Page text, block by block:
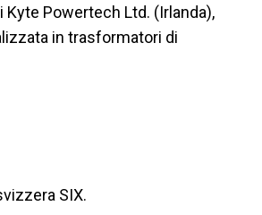
Powertech Ltd. (Irlanda),
in trasformatori di
SIX.